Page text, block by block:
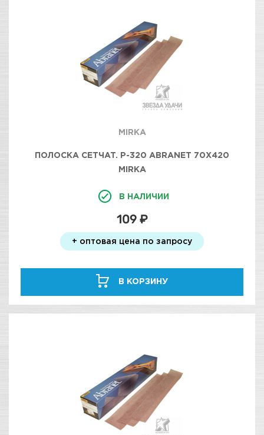
MIRKA
ПОЛОСКА СЕТЧАТ. Р-320 ABRANET 70Х420
MIRKA
В НАЛИЧИИ
109 ₽
+ оптовая цена по запросу
В КОРЗИНУ